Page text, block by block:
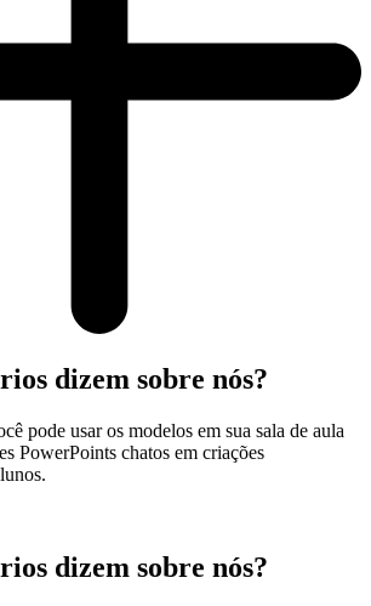
dizem sobre nós?
pode usar os modelos em sua sala de aula
PowerPoints chatos em criações
dizem sobre nós?